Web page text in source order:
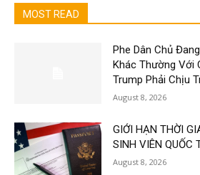
MOST READ
Phe Dân Chủ
Khác Thường Với
Trump Phải Chịu
August 8, 2026
GIỚI HẠN THỜI
SINH VIÊN QUỐC
August 8, 2026